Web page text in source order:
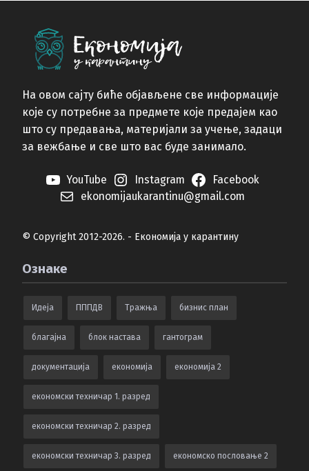
На овом сајту биће објављене све информације
које су потребне за предмете које предајем као
што су предавања, материјали за учење, задаци
за вежбање и све што вас буде занимало.
YouTube Instagram
Facebook
ekonomijaukarantinu@gmail.com
© Copyright 2012-2026. - Економија у карантину
Ознаке
Идеја ПППДВ Тражња бизнис план
благајна блок настава гантограм
документација економија економија 2
економски техничар 1. разред
економски техничар 2. разред
економски техничар 3. разред економско пословање 2